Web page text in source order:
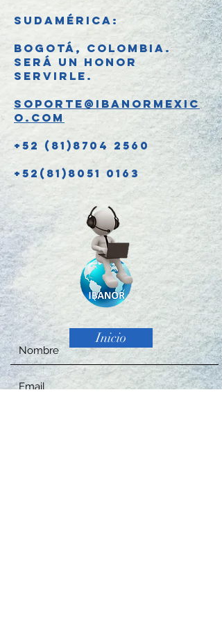
SUDAMÉRICA:
Bogotá, Colombia.
Será un honor
servirle.
soporte@ibanormexic
o.com
+52 (81)8704 2560
+52(81)8051 0163
Inicio